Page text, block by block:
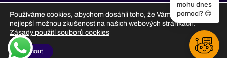
Používáme cookies, abychom dosáhli toho, že Vám poskytneme
nejlepší možnou zkušenost na našich webových stránkách.
Zásady použití souborů cookies
Přijmout
mohu dnes
pomoci? 😊